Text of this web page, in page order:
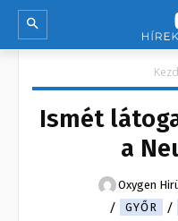
Ismét
a
Oxygen
GYŐR